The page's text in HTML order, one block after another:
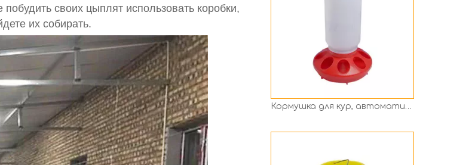
своих цыплят использовать коробки,
их собирать.
Кормушка для кур, автоматическая поилка для кур и птицы Ph-228